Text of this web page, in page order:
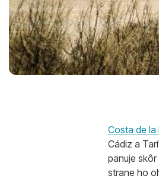
Costa de la
Cádiz a
panuje
strane ho